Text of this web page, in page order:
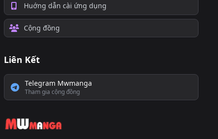
Huớng dẫn cài ứng dụng
Cộng đồng
Liên Kết
Telegram Mwmanga
Tham gia cộng đồng